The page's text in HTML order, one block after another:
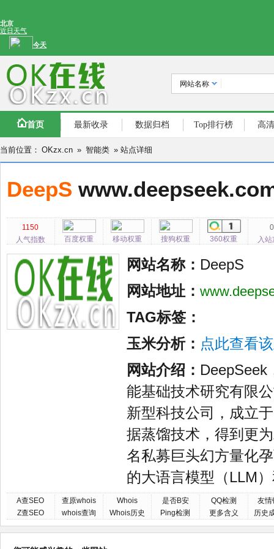
网站名称
首页 最新收录 数据归档 Top排行榜 高
当前位置： OKzx.cn » 智能类 » 站点详细
DeepS
1150
人气指数
百度权重 移动权重 搜狗权重 360权重
0
入
网站名称： DeepS
网站地址：
TAG标签：
玉米分析： 点此查看
网站介绍： DeepSeek
能基础技术研究有限
新型科技公司，成立
据蒸馏技术，得到更
名私募巨头幻方量化
的大语言模型（LLM
A查SEO
Z查SEO
查原whois
whois查询
Whois
Whois历史
是否B安
Ping检测
QQ检测
更多含义
友情
历史